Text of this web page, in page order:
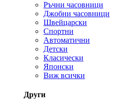
Ръчни часовници
Джобни часовници
Швейцарски
Спортни
Автоматични
Детски
Класически
Японски
Виж всички
Други